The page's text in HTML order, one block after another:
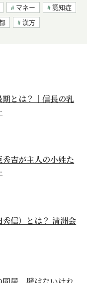
マネー
認知症
漢方
とは？｜信長の乳
吉が主人の小姓た
信）とは？ 清洲会